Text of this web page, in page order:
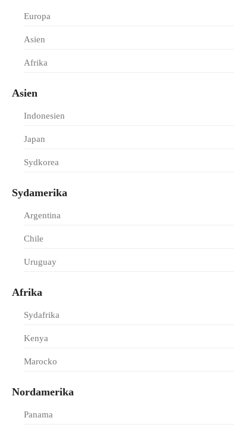
Europa
Asien
Afrika
Asien
Indonesien
Japan
Sydkorea
Sydamerika
Argentina
Chile
Uruguay
Afrika
Sydafrika
Kenya
Marocko
Nordamerika
Panama